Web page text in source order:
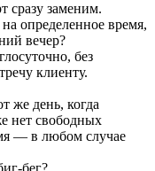
сразу заменим.
определенное время,
вечер?
без
клиенту.
же день, когда
нет свободных
— в любом случае
бег?